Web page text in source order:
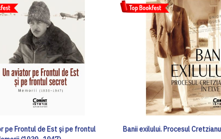
pe Frontul de Est și pe frontul
Banii exilului. Procesul